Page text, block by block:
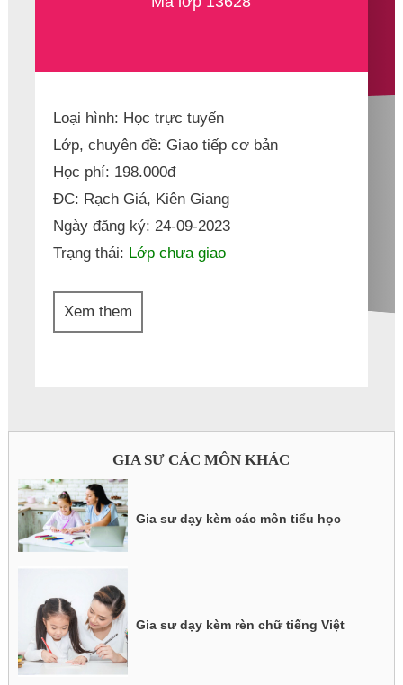
Loại hình: Học trực tuyến
Lớp, chuyên đề: Giao tiếp cơ bản
Học phí: 198.000đ
ĐC: Rạch Giá, Kiên Giang
Ngày đăng ký: 24-09-2023
Trạng thái: Lớp chưa giao
Xem them
GIA SƯ CÁC MÔN KHÁC
Gia sư dạy kèm các môn tiểu học
Gia sư dạy kèm rèn chữ tiếng Việt